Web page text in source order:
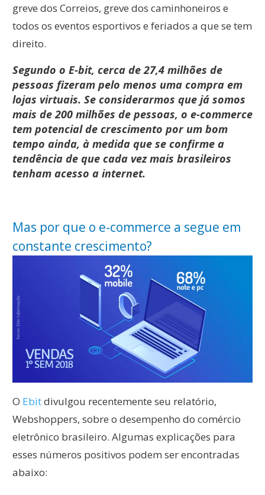
greve dos Correios, greve dos caminhoneiros e
todos os eventos esportivos e feriados a que se tem
direito.
Segundo o E-bit, cerca de 27,4 milhões de
pessoas fizeram pelo menos uma compra em
lojas virtuais. Se considerarmos que já somos
mais de 200 milhões de pessoas, o e-commerce
tem potencial de crescimento por um bom
tempo ainda, à medida que se confirme a
tendência de que cada vez mais brasileiros
tenham acesso a internet.
Mas por que o e-commerce a segue em
constante crescimento?
O Ebitdivulgou recentemente seu relatório,
Webshoppers, sobre o desempenho do comércio
eletrônico brasileiro. Algumas explicações para
esses números positivos podem ser encontradas
abaixo: